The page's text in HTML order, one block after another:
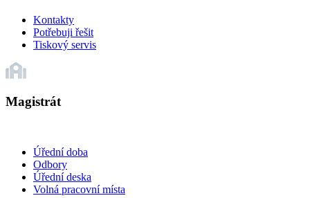
Kontakty
Potřebuji řešit
Tiskový servis
Magistrát
Úřední doba
Odbory
Úřední deska
Volná pracovní místa